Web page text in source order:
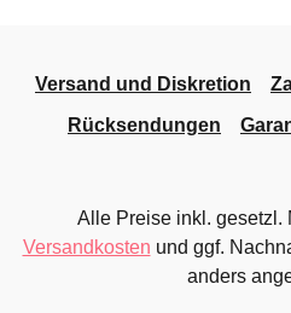
Versand und Diskretion
Rücksendungen
Alle Preise inkl. gesetzl.
Versandkosten und ggf.
anders